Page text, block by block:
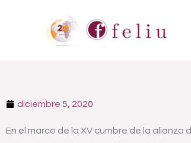
diciembre 5, 2020
En el marco de la XV cumbre de la